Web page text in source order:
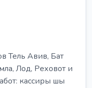
Тель Авив, Бат
Лод, Реховот и
кассиры шы